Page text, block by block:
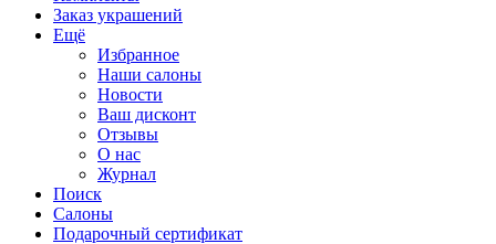
Заказ украшений
Ещё
Избранное
Наши салоны
Новости
Ваш дисконт
Отзывы
О нас
Журнал
Поиск
Салоны
Подарочный сертификат